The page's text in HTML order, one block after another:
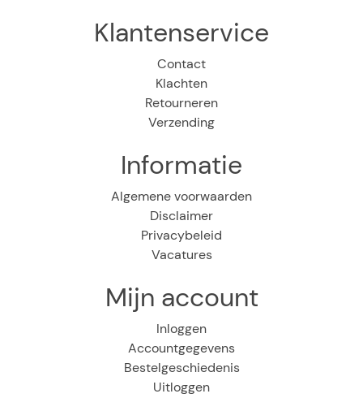
Klantenservice
Contact
Klachten
Retourneren
Verzending
Informatie
Algemene voorwaarden
Disclaimer
Privacybeleid
Vacatures
Mijn account
Inloggen
Accountgegevens
Bestelgeschiedenis
Uitloggen